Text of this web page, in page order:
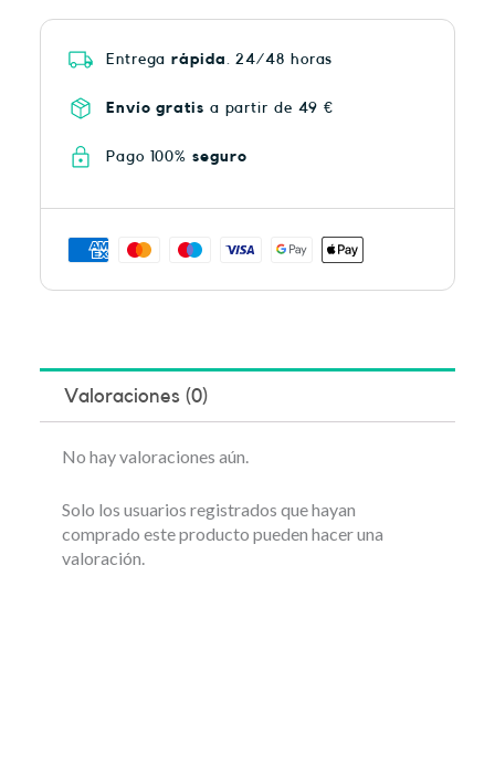
Entregarápida . 24/48 horas
Envío gratis a partir de 49 €
Pago 100% seguro
Valoraciones (0)
No hay valoraciones aún.
Solo los usuarios registrados que hayan
comprado este producto pueden hacer una
valoración.